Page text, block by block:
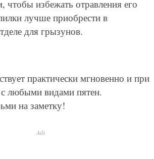
избежать отравления его
лучше приобрести в
для грызунов.
практически мгновенно и при
любыми видами пятен.
на заметку!
Ads